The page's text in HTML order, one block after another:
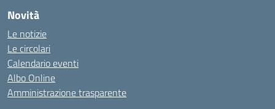
Novità
Le notizie
Le circolari
Calendario eventi
Albo Online
Amministrazione trasparente